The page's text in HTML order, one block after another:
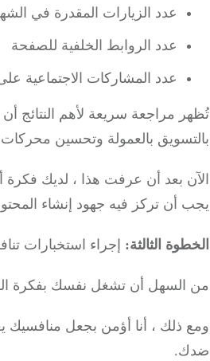
عدد الزيارات المقدرة في الشهر
عدد الروابط الخلفية للصفحة
عدد المشاركات الاجتماعية على Facebook و Pinterest
مراجعة سريعة لأهم النتائج أن
بالعمولة وتحسين محركات
بعد أن عرفت هذا ، لديك فكرة
أن تركز فيه جهود إنشاء المحتوى
الثالثة:إجراء استخبارات
أن تشغل نفسك بفكرة
ذلك ، أنا أؤمن بجعل منافسيك